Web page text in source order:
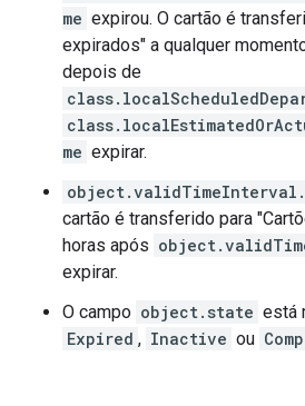
me expirou. O cartão é
expirados" a qualquer
depois de
me expirar.
cartão é transferido para
horas após
expirar.
O campo object.state está
Expired , Inactive ou